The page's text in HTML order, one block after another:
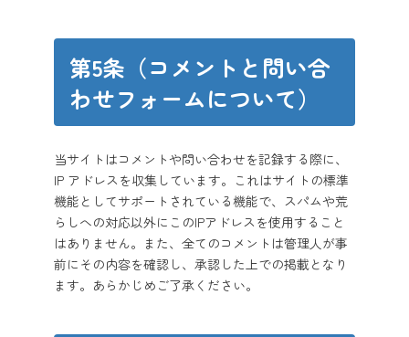
第5条（コメントと問い合
わせフォームについて）
当サイトはコメントや問い合わせを記録する際に、
IP アドレスを収集しています。これはサイトの標準
機能としてサポートされている機能で、スパムや荒
らしへの対応以外にこのIPアドレスを使用すること
はありません。また、全てのコメントは管理人が事
前にその内容を確認し、承認した上での掲載となり
ます。あらかじめご了承ください。